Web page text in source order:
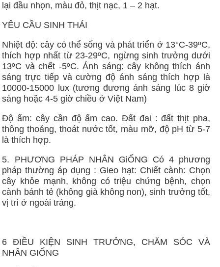
lại đầu nhọn, màu đỏ, thịt nạc, 1 – 2 hạt.
YÊU CẦU SINH THÁI
Nhiệt độ: cây có thể sống và phát triển ở 13°C-39ºC,
thích hợp nhất từ 23-29ºC, ngừng sinh trưởng dưới
13ºC và chết -5ºC. Ánh sáng: cây không thích ánh
sáng trực tiếp và cường độ ánh sáng thích hợp là
10000-15000 lux (tương đương ánh sáng lúc 8 giờ
sáng hoặc 4-5 giờ chiều ở Việt Nam)
Độ ẩm: cây cần độ ẩm cao. Đất đai : đất thịt pha,
thông thoáng, thoát nước tốt, màu mỡ, độ pH từ 5-7
là thích hợp.
5. PHƯƠNG PHÁP NHÂN GiỐNG Có 4 phương
pháp thường áp dụng : Gieo hạt: Chiết cành: Chọn
cây khỏe mạnh, không có triệu chứng bệnh, chọn
cành bánh tẻ (không già không non), sinh trưởng tốt,
vị trí ở ngoài trảng.
6 ĐIỀU KIỆN SINH TRƯỞNG, CHĂM SÓC VÀ
NHÂN GIỐNG